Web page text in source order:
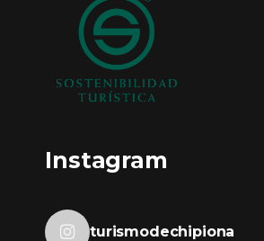
Instagram
turismodechipiona